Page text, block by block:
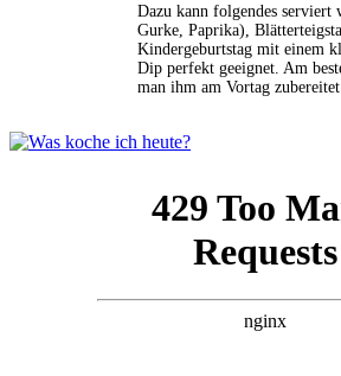
Dazu kann folgendes serviert
Gurke, Paprika),
Kindergeburtstag mit einem
Dip perfekt geeignet. Am
man ihm am Vortag zubereitet.